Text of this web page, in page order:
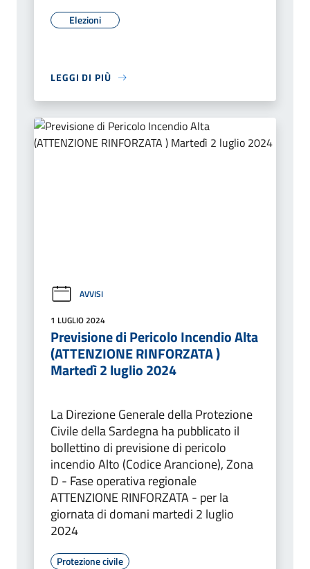
Elezioni
LEGGI DI PIÙ
AVVISI
1 LUGLIO 2024
Previsione di Pericolo Incendio Alta
(ATTENZIONE RINFORZATA )
Martedì 2 luglio 2024
La Direzione Generale della Protezione
Civile della Sardegna ha pubblicato il
bollettino di previsione di pericolo
incendio Alto (Codice Arancione), Zona
D - Fase operativa regionale
ATTENZIONE RINFORZATA - per la
giornata di domani martedi 2 luglio
2024
Protezione civile